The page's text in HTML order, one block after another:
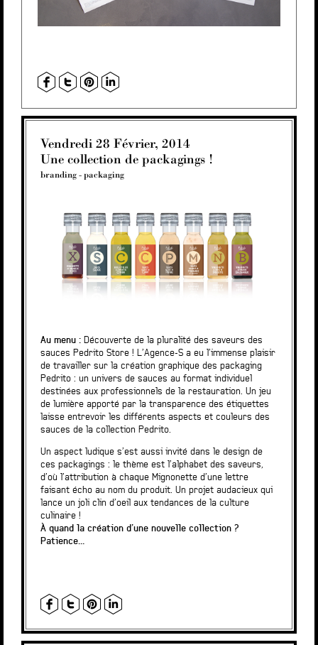
Vendredi 28 Février, 2014
Une collection de packagings !
branding - packaging
Au menu : Découverte de la pluralité des saveurs des
sauces Pedrito Store ! L’Agence-S a eu l’immense plaisir
de travailler sur la création graphique des packaging
Pedrito : un univers de sauces au format individuel
destinées aux professionnels de la restauration. Un jeu
de lumière apporté par la transparence des étiquettes
laisse entrevoir les différents aspects et couleurs des
sauces de la collection Pedrito.
Un aspect ludique s’est aussi invité dans le design de
ces packagings : le thème est l’alphabet des saveurs,
d’où l’attribution à chaque Mignonette d’une lettre
faisant écho au nom du produit. Un projet audacieux qui
lance un joli clin d’oeil aux tendances de la culture
culinaire !
À quand la création d’une nouvelle collection ?
Patience…